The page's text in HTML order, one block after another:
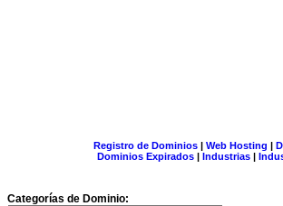
Registro de Dominios| Web Hosting |
Dominios Expirados | Industrias |
Categorías de Dominio: